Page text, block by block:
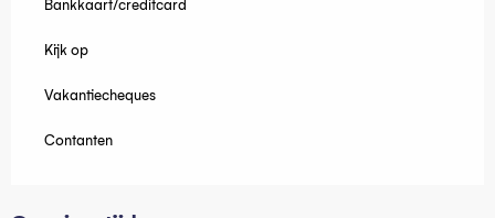
Bankkaart/creditcard
Kijk op
Vakantiecheques
Contanten